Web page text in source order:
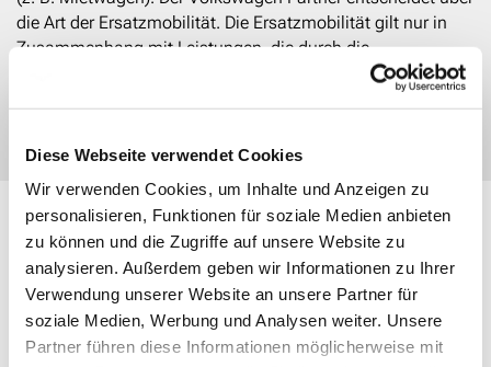
Diese Webseite verwendet Cookies
Wir verwenden Cookies, um Inhalte und Anzeigen zu
personalisieren, Funktionen für soziale Medien anbieten
zu können und die Zugriffe auf unsere Website zu
analysieren. Außerdem geben wir Informationen zu Ihrer
Verwendung unserer Website an unsere Partner für
soziale Medien, Werbung und Analysen weiter. Unsere
Partner führen diese Informationen möglicherweise mit
die Art der Ersatzmobilität. Die Ersatzmobilität gilt nur in
Zusammenhang mit Leistungen, die durch die
Dienstleistung abgedeckt werden. Sie wird für einen Tag je
DIE VORTEILE VON WARTUNG &
INSPEKTION*
Machen Sie Ihre Wartungskosten
kalkulierbar.